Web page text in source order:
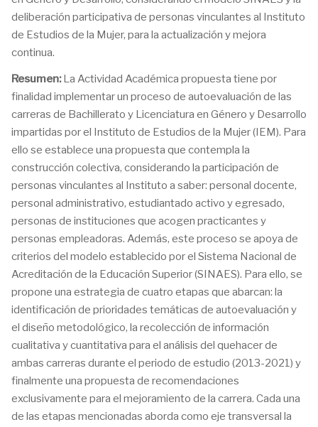
deliberación participativa de personas vinculantes al Instituto
de Estudios de la Mujer, para la actualización y mejora
continua.
Resumen:La Actividad Académica propuesta tiene por
finalidad implementar un proceso de autoevaluación de las
carreras de Bachillerato y Licenciatura en Género y Desarrollo
impartidas por el Instituto de Estudios de la Mujer (IEM). Para
ello se establece una propuesta que contempla la
construcción colectiva, considerando la participación de
personas vinculantes al Instituto a saber: personal docente,
personal administrativo, estudiantado activo y egresado,
personas de instituciones que acogen practicantes y
personas empleadoras. Además, este proceso se apoya de
criterios del modelo establecido por el Sistema Nacional de
Acreditación de la Educación Superior (SINAES). Para ello, se
propone una estrategia de cuatro etapas que abarcan: la
identificación de prioridades temáticas de autoevaluación y
el diseño metodológico, la recolección de información
cualitativa y cuantitativa para el análisis del quehacer de
ambas carreras durante el periodo de estudio (2013-2021) y
finalmente una propuesta de recomendaciones
exclusivamente para el mejoramiento de la carrera. Cada una
de las etapas mencionadas aborda como eje transversal la